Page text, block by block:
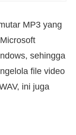
MP3 yang
sehingga
file video
ini juga